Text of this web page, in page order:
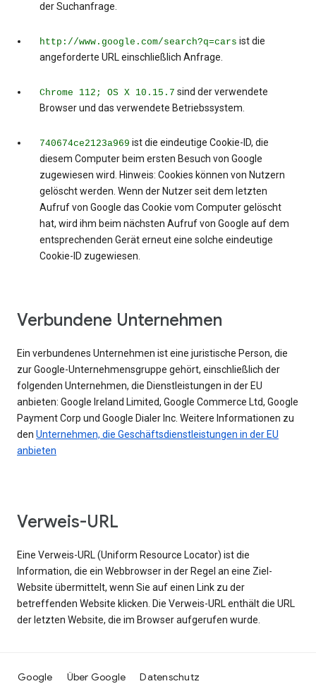
der Suchanfrage.
http://www.google.com/search?q=cars ist die
angeforderte URL einschließlich Anfrage.
Chrome 112; OS X 10.15.7 sind der verwendete
Browser und das verwendete Betriebssystem.
740674ce2123a969 ist die eindeutige Cookie-ID, die
diesem Computer beim ersten Besuch von Google
zugewiesen wird. Hinweis: Cookies können von Nutzern
gelöscht werden. Wenn der Nutzer seit dem letzten
Aufruf von Google das Cookie vom Computer gelöscht
hat, wird ihm beim nächsten Aufruf von Google auf dem
entsprechenden Gerät erneut eine solche eindeutige
Cookie-ID zugewiesen.
Verbundene Unternehmen
Ein verbundenes Unternehmen ist eine juristische Person, die
zur Google-Unternehmensgruppe gehört, einschließlich der
folgenden Unternehmen, die Dienstleistungen in der EU
anbieten: Google Ireland Limited, Google Commerce Ltd, Google
Payment Corp und Google Dialer Inc. Weitere Informationen zu
den Unternehmen, die Geschäftsdienstleistungen in der EU
anbieten
Verweis-URL
Eine Verweis-URL (Uniform Resource Locator) ist die
Information, die ein Webbrowser in der Regel an eine Ziel-
Website übermittelt, wenn Sie auf einen Link zu der
betreffenden Website klicken. Die Verweis-URL enthält die URL
der letzten Website, die im Browser aufgerufen wurde.
Google Über Google Datenschutz